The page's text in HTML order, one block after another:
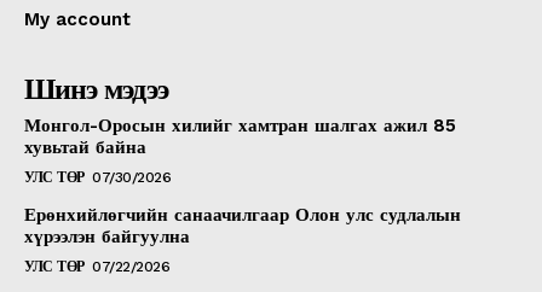
My account
Шинэ мэдээ
Монгол-Оросын хилийг хамтран шалгах ажил 85
хувьтай байна
УЛС ТӨР 07/30/2026
Ерөнхийлөгчийн санаачилгаар Олон улс судлалын
хүрээлэн байгуулна
УЛС ТӨР 07/22/2026